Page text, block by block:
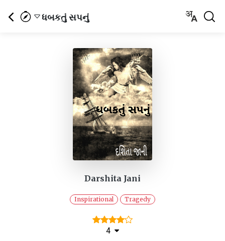
ધબકતું સપનું
Darshita Jani
Inspirational Tragedy
4